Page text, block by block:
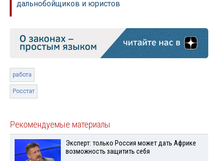
дальнобойщиков и юристов
работа
Росстат
Рекомендуемые материалы
Эксперт: только Россия может дать Африке
возможность защитить себя